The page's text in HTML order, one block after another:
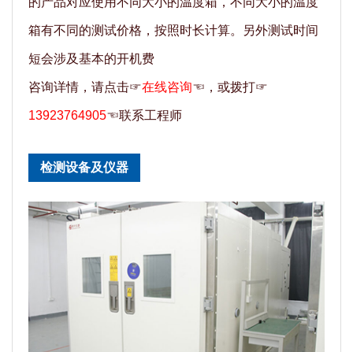
箱有不同的测试价格，按照时长计算。另外测试时间
短会涉及基本的开机费
咨询详情，请点击☞在线咨询☜，或拨打☞
13923764905☜联系工程师
检测设备及仪器